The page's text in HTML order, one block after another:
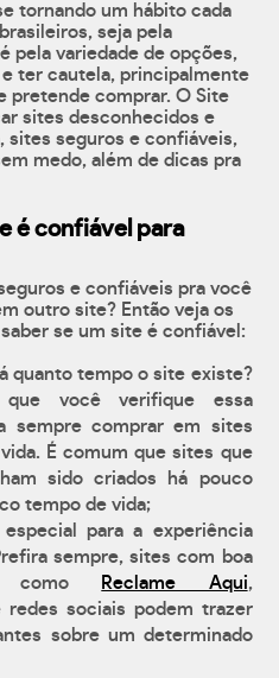
tornando um hábito cada
seja pela
pela variedade de opções,
ter cautela, principalmente
pretende comprar. O Site
sites desconhecidos e
sites seguros e confiáveis,
medo, além de dicas pra
é confiável para
e confiáveis pra você
outro site? Então veja os
se um site é confiável:
quanto tempo o site existe?
que você verifique essa
sempre comprar em sites
É comum que sites que
sido criados há pouco
tempo de vida;
especial para a experiência
sempre, sites com boa
como
Reclame Aqui,
redes sociais podem trazer
sobre um determinado